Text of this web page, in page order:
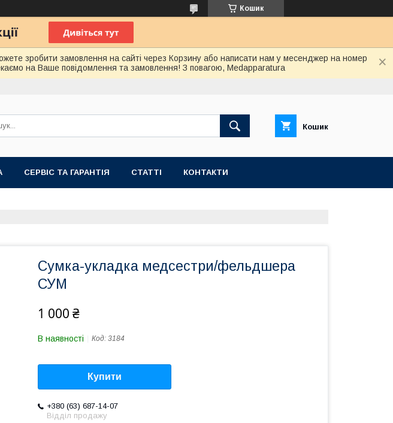
Кошик
зробити замовлення на сайті через Корзину або написати нам у месенджер на номер
на Ваше повідомлення та замовлення! З повагою, Medapparatura
Кошик
СЕРВІС ТА ГАРАНТІЯ СТАТТІ КОНТАКТИ
Сумка-укладка медсестри/фельдшера
СУМ
1 000 ₴
В наявності Код: 3184
Купити
+380 (63) 687-14-07
Відділ продажу